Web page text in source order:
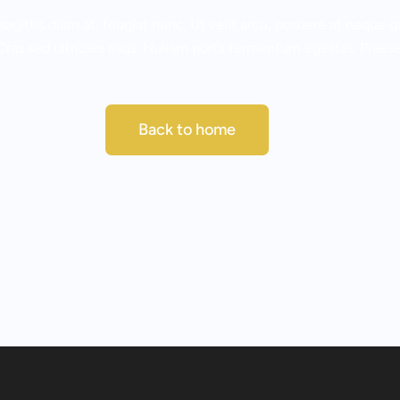
Back to home